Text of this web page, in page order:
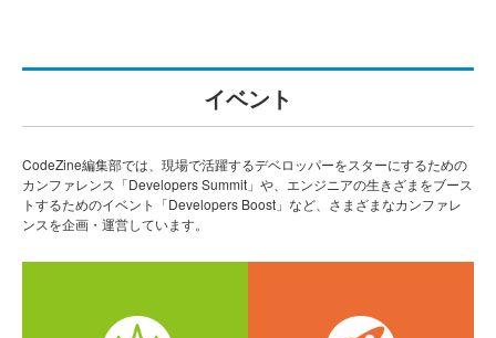
イベント
CodeZine編集部では、現場で活躍するデベロッパーをスターにするための
カンファレンス「Developers Summit」や、エンジニアの生きざまをブース
トするためのイベント「Developers Boost」など、さまざまなカンファレ
ンスを企画・運営しています。